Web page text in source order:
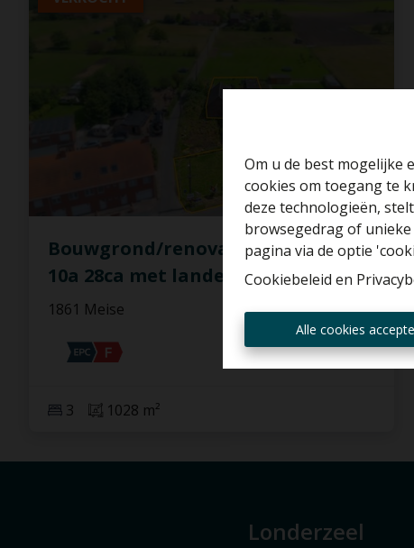
Om u de best mogelijke
cookies om toegang te
deze technologieën,
browsegedrag of
pagina via de optie
Cookiebeleid en
Alle cookies
Bouwgrond/renovatieproject op
10a 28ca met landelijk uitzicht!
1861 Meise
3 1028 m²
Londerzeel